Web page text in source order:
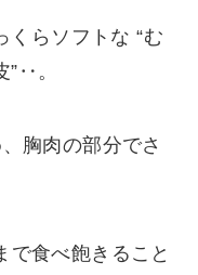
くらソフトな “む
”‥。
胸肉の部分でさ
で食べ飽きること